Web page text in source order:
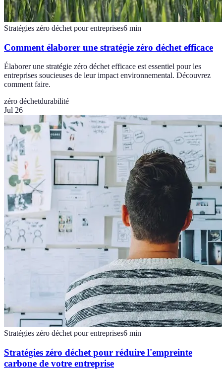
Stratégies zéro déchet pour entreprises6 min
Comment élaborer une stratégie zéro déchet efficace
Élaborer une stratégie zéro déchet efficace est essentiel pour les
entreprises soucieuses de leur impact environnemental. Découvrez
comment faire.
zéro déchetdurabilité
Jul 26
Stratégies zéro déchet pour entreprises6 min
Stratégies zéro déchet pour réduire l'empreinte
carbone de votre entreprise